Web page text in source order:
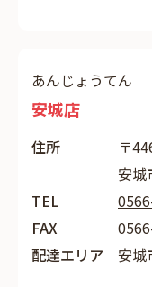
あんじょうてん
安城店
住所
〒
安城
TEL
FAX
配達エリア
安城